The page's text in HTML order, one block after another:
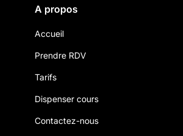
A propos
Accueil
Prendre RDV
Tarifs
Dispenser cours
Contactez-nous